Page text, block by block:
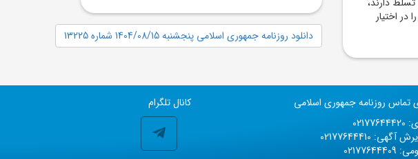
اختيار
دانلود روزنامه جمهوری اسلامی پنجشنبه 1404/08/15 شماره 13225
کانال تلگرام
تماس روزنامه جمهوری اسلامی
02177644410